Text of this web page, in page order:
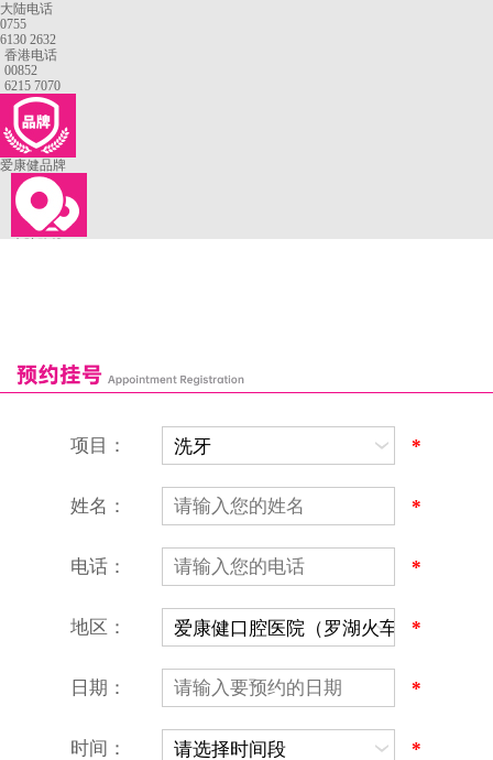
大陆电话
0755
6130 2632
香港电话
00852
6215 7070
爱康健品牌
恒乐口腔诊所
富港口腔诊所
营业时间：9:00-18:00
（节假日照常上班）
微信线上预约：aikangjian1995
项目： *
姓名： *
电话： *
地区： *
日期： *
时间： *